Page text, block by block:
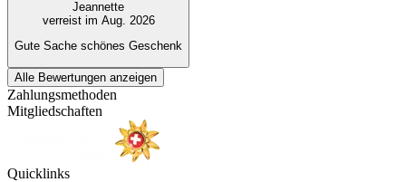
Jeannette
verreist im Aug. 2026
Gute Sache schönes Geschenk
Alle Bewertungen anzeigen
Zahlungsmethoden
Mitgliedschaften
Quicklinks